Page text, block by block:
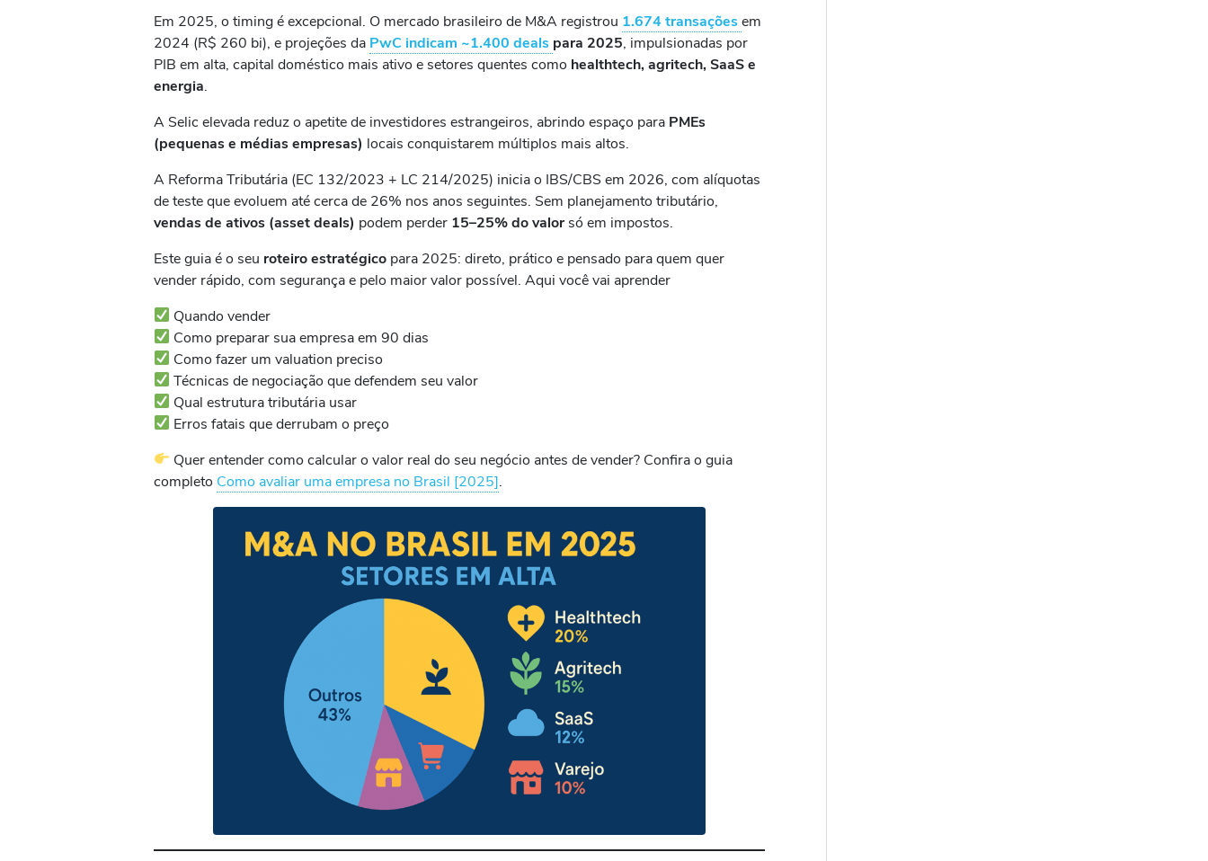
Em 2025, o timing é excepcional. O mercado brasileiro de M&A registrou 1.674 transaçõesem
2024 (R$ 260 bi), e projeções da PwC indicam ~1.400 deals para 2025, impulsionadas por
PIB em alta, capital doméstico mais ativo e setores quentes como healthtech, agritech, SaaS e
energia.
A Selic elevada reduz o apetite de investidores estrangeiros, abrindo espaço para PMEs
(pequenas e médias empresas) locais conquistarem múltiplos mais altos.
A Reforma Tributária (EC 132/2023 + LC 214/2025) inicia o IBS/CBS em 2026, com alíquotas
de teste que evoluem até cerca de 26% nos anos seguintes. Sem planejamento tributário,
vendas de ativos (asset deals) podem perder 15–25% do valorsó em impostos.
Este guia é o seu roteiro estratégico para 2025: direto, prático e pensado para quem quer
vender rápido, com segurança e pelo maior valor possível. Aqui você vai aprender
Quando vender
Como preparar sua empresa em 90 dias
Como fazer um valuation preciso
Técnicas de negociação que defendem seu valor
Qual estrutura tributária usar
Erros fatais que derrubam o preço
Quer entender como calcular o valor real do seu negócio antes de vender? Confira o guia
completo Como avaliar uma empresa no Brasil [2025].